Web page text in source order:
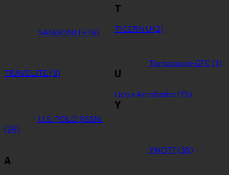
SAMSONITE (6)
T
TIGERNU (2)
Tornabuoni-GFC (1)
TRAVELITE (3) U
U.S. POLO ASSN.
(24)
Ucon Acrobatics (15)
Y
YNOT? (38)
Α